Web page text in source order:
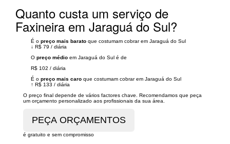
Quanto custa um serviço de
Faxineira em Jaraguá do Sul?
É o preço mais barato que costumam cobrar em Jaraguá do Sul
↓ R$ 79 / diária
O preço médio em Jaraguá do Sul é de
R$ 102 / diária
É o preço mais caro que costumam cobrar em Jaraguá do Sul
↑ R$ 133 / diária
O preço final depende de vários factores chave. Recomendamos que peça
um orçamento personalizado aos profissionais da sua área.
é gratuito e sem compromisso